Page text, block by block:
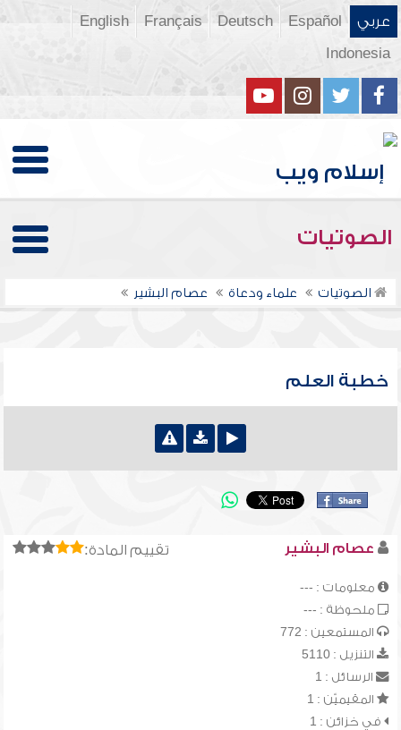
عربي Español
Deutsch
Français
English
Indonesia
الصوتيات
الصوتيات علماء ودعاة عصام البشير
خطبة العلم
تقييم المادة: عصام البشير
معلومات : ---
ملحوظة : ---
المستمعين : 772
التنزيل : 5110
الرسائل : 1
المقيميّن : 1
في خزائن : 1